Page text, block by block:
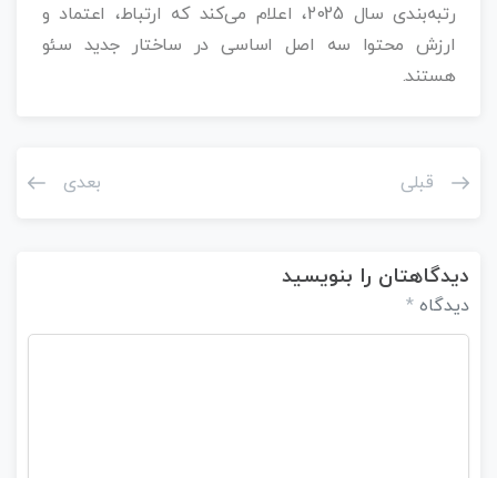
رتبه‌بندی سال 2025، اعلام می‌کند که ارتباط، اعتماد و
ارزش محتوا سه اصل اساسی در ساختار جدید سئو
هستند.
قبلی بعدی
دیدگاهتان را بنویسید
دیدگاه *